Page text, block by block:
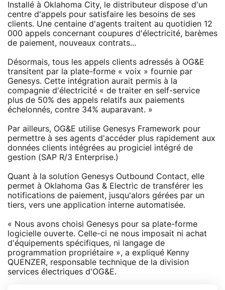
Installé à Oklahoma City, le distributeur dispose d'un
centre d'appels pour satisfaire les besoins de ses
clients. Une centaine d'agents traitent au quotidien 12
000 appels concernant coupures d'électricité, barèmes
de paiement, nouveaux contrats...
Désormais, tous les appels clients adressés à OG&E
transitent par la plate-forme « voix » fournie par
Genesys. Cette intégration aurait permis à la
compagnie d'électricité « de traiter en self-service
plus de 50% des appels relatifs aux paiements
échelonnés, contre 34% auparavant. »
Par ailleurs, OG&E utilise Genesys Framework pour
permettre à ses agents d'accéder plus rapidement aux
données clients intégrées au progiciel intégré de
gestion (SAP R/3 Enterprise.)
Quant à la solution Genesys Outbound Contact, elle
permet à Oklahoma Gas & Electric de transférer les
notifications de paiement, jusqu'alors gérées par un
tiers, vers une application interne automatisée.
« Nous avons choisi Genesys pour sa plate-forme
logicielle ouverte. Celle-ci ne nous imposait ni achat
d'équipements spécifiques, ni langage de
programmation propriétaire », a expliqué Kenny
QUENZER, responsable technique de la division
services électriques d'OG&E.